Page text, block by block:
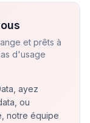
et prêts à
d'usage
ayez
ou
notre équipe